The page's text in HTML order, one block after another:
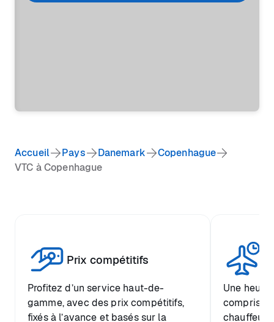
Accueil Pays Danemark
Copenhague
VTC à Copenhague
Prix compétitifs
Profitez d’un service haut-de-
gamme, avec des prix compétitifs,
fixés à l’avance et basés sur la
Une heure
comprise
chauffeur.